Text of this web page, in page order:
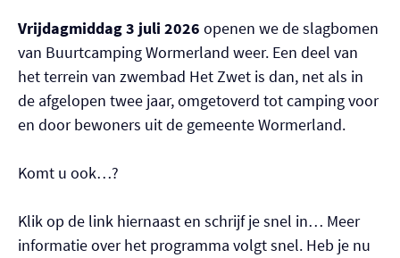
Vrijdagmiddag 3 juli 2026 openen we de slagbomen
van Buurtcamping Wormerland weer. Een deel van
het terrein van zwembad Het Zwet is dan, net als in
de afgelopen twee jaar, omgetoverd tot camping voor
en door bewoners uit de gemeente Wormerland.
Komt u ook…?
Klik op de link hiernaast en schrijf je snel in… Meer
informatie over het programma volgt snel. Heb je nu